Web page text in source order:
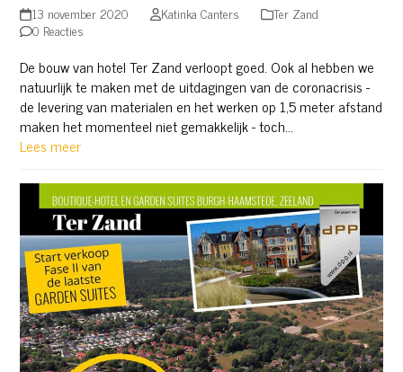
13 november 2020 Katinka Canters
Ter Zand
0 Reacties
De bouw van hotel Ter Zand verloopt goed. Ook al hebben we
natuurlijk te maken met de uitdagingen van de coronacrisis -
de levering van materialen en het werken op 1,5 meter afstand
maken het momenteel niet gemakkelijk - toch…
Lees meer